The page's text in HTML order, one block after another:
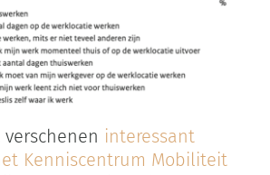
interessant
Kenniscentrum Mobiliteit